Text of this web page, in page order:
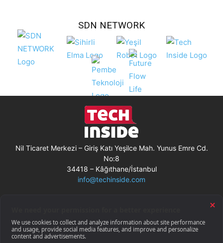
SDN NETWORK
Nil Ticaret Merkezi – Giriş Katı Yeşilce Mah. Yunus Emre Cd.
No:8
34418 – Kâğıthane/İstanbul
info@techinside.com
Gizlilik Bildirimi
RSS